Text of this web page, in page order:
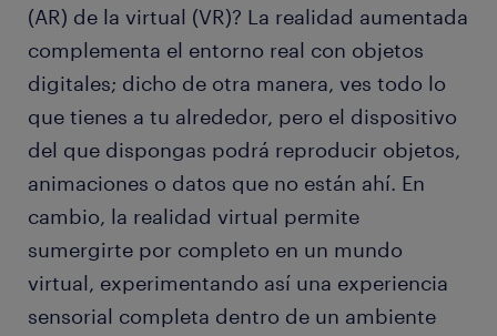
(AR) de la virtual (VR)? La realidad aumentada
complementa el entorno real con objetos
digitales; dicho de otra manera, ves todo lo
que tienes a tu alrededor, pero el dispositivo
del que dispongas podrá reproducir objetos,
animaciones o datos que no están ahí. En
cambio, la realidad virtual permite
sumergirte por completo en un mundo
virtual, experimentando así una experiencia
sensorial completa dentro de un ambiente